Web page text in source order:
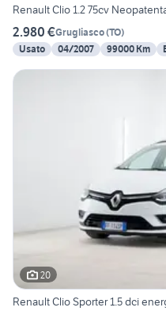
Renault Clio 1.2 75cv
2.980 €Grugliasco(TO)
Usato
04/2007 99000 Km
20
Renault Clio Sporter 1.5 dci